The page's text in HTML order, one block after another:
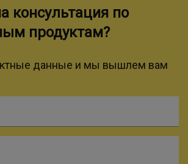
консультация по
продуктам?
данные и мы вышлем вам